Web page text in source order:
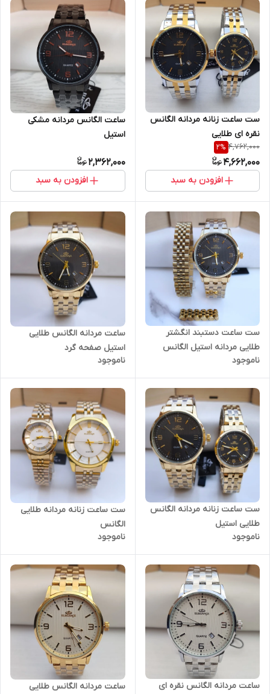
ست ساعت زنانه مردانه الگانس
نقره ای طلایی
4,762,000
2%
4,662,000
افزودن به سبد
ساعت الگانس مردانه مشکی
استیل
2,362,000
افزودن به سبد
ست ساعت دستبند انگشتر
طلایی مردانه استیل الگانس
ناموجود
ساعت مردانه الگانس طلایی
استیل صفحه گرد
ناموجود
ست ساعت زنانه مردانه الگانس
طلایی استیل
ناموجود
ست ساعت زنانه مردانه طلایی
الگانس
ناموجود
ساعت مردانه الگانس نقره ای
ساعت مردانه الگانس طلایی